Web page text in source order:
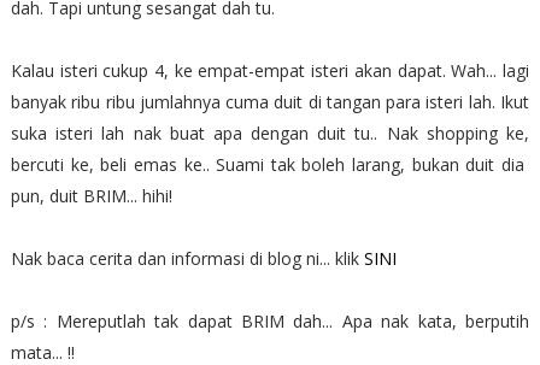
dah. Tapi untung sesangat dah tu.
Kalau isteri cukup 4, ke empat-empat isteri akan dapat. Wah... lagi
banyak ribu ribu jumlahnya cuma duit di tangan para isteri lah. Ikut
suka isteri lah nak buat apa dengan duit tu.. Nak shopping ke,
bercuti ke, beli emas ke.. Suami tak boleh larang, bukan duit dia
pun, duit BRIM... hihi!
Nak baca cerita dan informasi di blog ni... klik SINI
p/s : Mereputlah tak dapat BRIM dah... Apa nak kata, berputih
mata... !!